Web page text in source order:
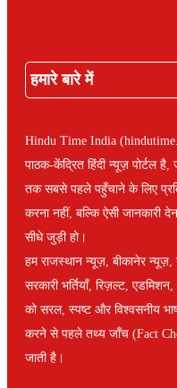
हमारे बारे में
Hindu Time India
पाठक-केंद्रित हिंदी न्यूज़ पोर्टल
तक सबसे पहले पहुँचाने के लिए
करना नहीं, बल्कि ऐसी
सीधे जुड़ी हो।
हम राजस्थान न्यूज़, बीकानेर
सरकारी भर्तियाँ, रिज़ल्ट,
को सरल, स्पष्ट और विश्वसनीय
करने से पहले तथ्य जाँच (Fact
जाती है।